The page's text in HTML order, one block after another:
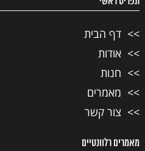
דף הבית
אודות
חנות
מאמרים
צור קשר
מאמרים רלוונטיים